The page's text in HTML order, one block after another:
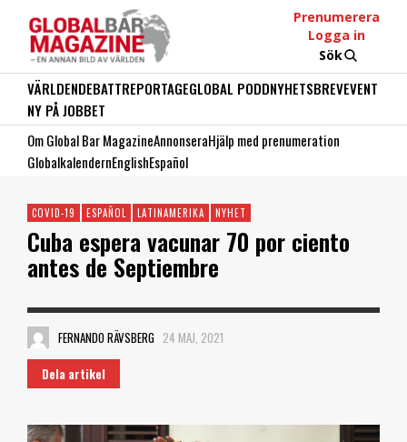
Prenumerera
Logga in
Sök
VÄRLDENDEBATTREPORTAGEGLOBAL PODDNYHETSBREVEVENT
NY PÅ JOBBET
Om Global Bar MagazineAnnonseraHjälp med prenumeration
GlobalkalendernEnglishEspañol
COVID-19 ESPAÑOL LATINAMERIKA NYHET
Cuba espera vacunar 70 por ciento
antes de Septiembre
FERNANDO RÄVSBERG 24 MAJ, 2021
Dela artikel